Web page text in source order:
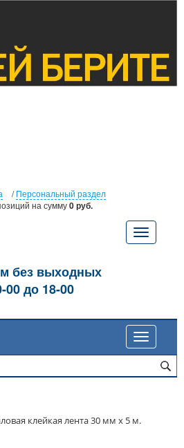
/Персональный раздел
на сумму0 руб.
Toggle
без выходных
00 до 18-00
Toggle
клейкая лента 30 мм х 5 м.